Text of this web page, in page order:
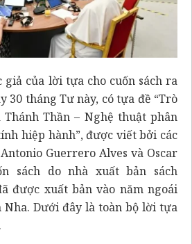
giả của lời tựa cho cuốn sách ra
30 tháng Tư này, có tựa đề “Trò
Thần – Nghệ thuật phân
hiệp hành”, được viết bởi các
Guerrero Alves và Oscar
sách do nhà xuất bản sách
được xuất bản vào năm ngoái
Nha. Dưới đây là toàn bộ lời tựa